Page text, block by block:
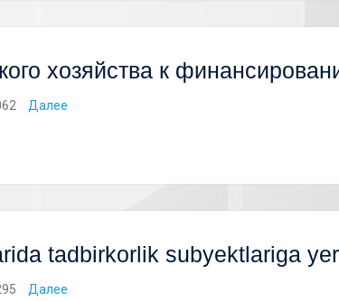
хозяйства к
Далее
tadbirkorlik subyektlariga
Далее